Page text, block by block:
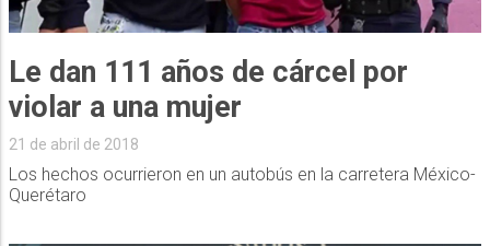
Le dan 111 años de cárcel por
violar a una mujer
21 de abril de 2018
Los hechos ocurrieron en un autobús en la carretera México-
Querétaro